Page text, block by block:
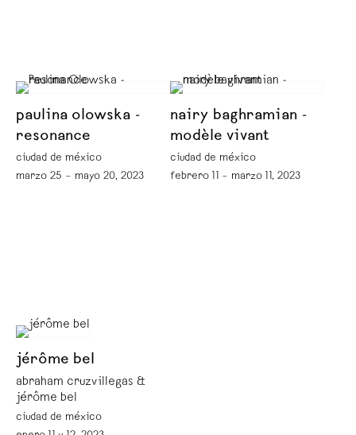
paulina olowska -
resonance
ciudad de méxico
marzo 25 – mayo 20, 2023
nairy baghramian -
modèle vivant
ciudad de méxico
febrero 11 – marzo 11, 2023
jérôme bel
abraham cruzvillegas &
jérôme bel
ciudad de méxico